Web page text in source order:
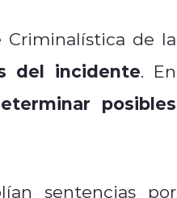
de la
del incidente. En
posibles
sentencias por